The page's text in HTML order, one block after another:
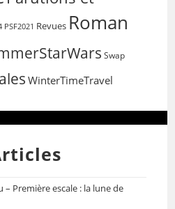
PSF2021 Revues Roman
Swap
WinterTimeTravel
– Première escale : la lune de